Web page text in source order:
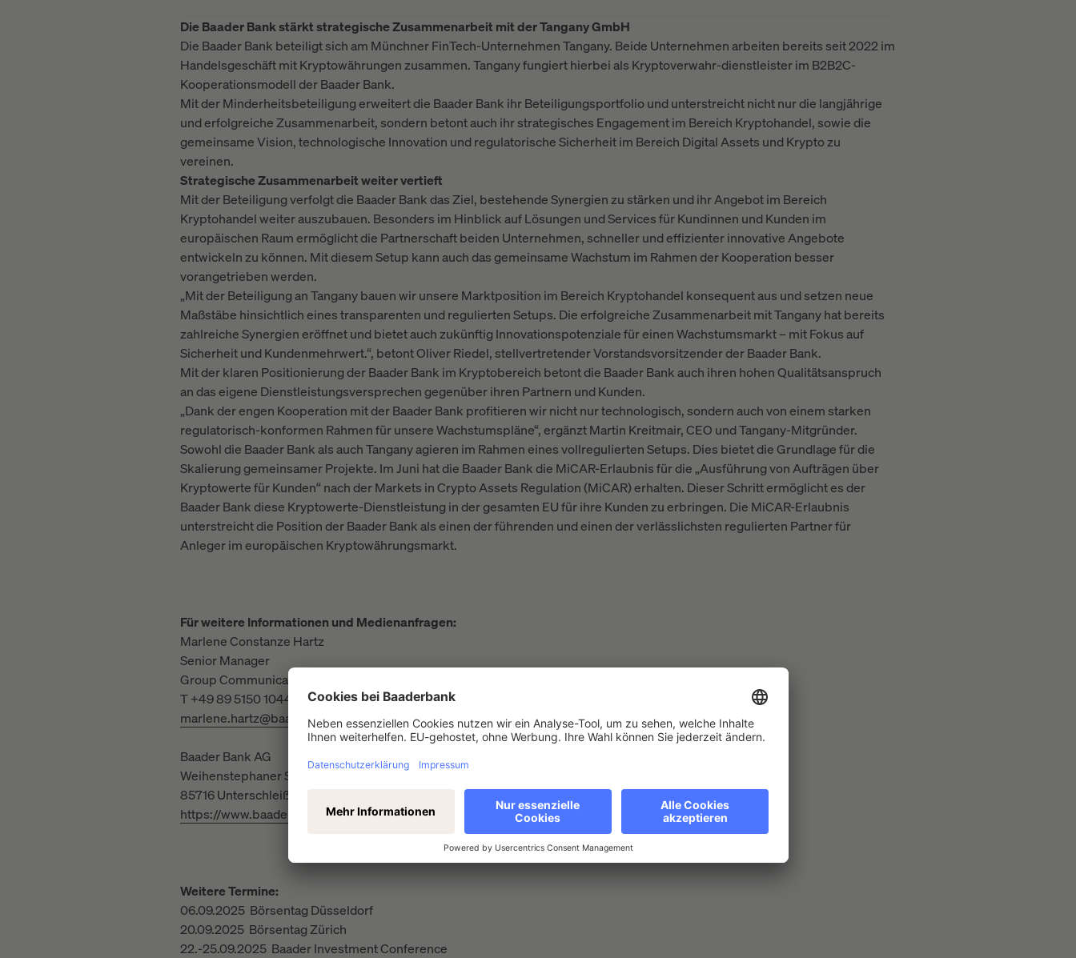
Die Baader Bank stärkt strategische Zusammenarbeit mit der Tangany GmbH
Die Baader Bank beteiligt sich am Münchner FinTech-Unternehmen Tangany. Beide Unternehmen arbeiten bereits seit 2022 im
Handelsgeschäft mit Kryptowährungen zusammen. Tangany fungiert hierbei als Kryptoverwahr-dienstleister im B2B2C-
Kooperationsmodell der Baader Bank.
Mit der Minderheitsbeteiligung erweitert die Baader Bank ihr Beteiligungsportfolio und unterstreicht nicht nur die langjährige
und erfolgreiche Zusammenarbeit, sondern betont auch ihr strategisches Engagement im Bereich Kryptohandel, sowie die
gemeinsame Vision, technologische Innovation und regulatorische Sicherheit im Bereich Digital Assets und Krypto zu
vereinen.
Strategische Zusammenarbeit weiter vertieft
Mit der Beteiligung verfolgt die Baader Bank das Ziel, bestehende Synergien zu stärken und ihr Angebot im Bereich
Kryptohandel weiter auszubauen. Besonders im Hinblick auf Lösungen und Services für Kundinnen und Kunden im
europäischen Raum ermöglicht die Partnerschaft beiden Unternehmen, schneller und effizienter innovative Angebote
entwickeln zu können. Mit diesem Setup kann auch das gemeinsame Wachstum im Rahmen der Kooperation besser
vorangetrieben werden.
„Mit der Beteiligung an Tangany bauen wir unsere Marktposition im Bereich Kryptohandel konsequent aus und setzen neue
Maßstäbe hinsichtlich eines transparenten und regulierten Setups. Die erfolgreiche Zusammenarbeit mit Tangany hat bereits
zahlreiche Synergien eröffnet und bietet auch zukünftig Innovationspotenziale für einen Wachstumsmarkt – mit Fokus auf
Sicherheit und Kundenmehrwert.“, betont Oliver Riedel, stellvertretender Vorstandsvorsitzender der Baader Bank.
Mit der klaren Positionierung der Baader Bank im Kryptobereich betont die Baader Bank auch ihren hohen Qualitätsanspruch
an das eigene Dienstleistungsversprechen gegenüber ihren Partnern und Kunden.
„Dank der engen Kooperation mit der Baader Bank profitieren wir nicht nur technologisch, sondern auch von einem starken
regulatorisch-konformen Rahmen für unsere Wachstumspläne“, ergänzt Martin Kreitmair, CEO und Tangany-Mitgründer.
Sowohl die Baader Bank als auch Tangany agieren im Rahmen eines vollregulierten Setups. Dies bietet die Grundlage für die
Skalierung gemeinsamer Projekte. Im Juni hat die Baader Bank die MiCAR-Erlaubnis für die „Ausführung von Aufträgen über
Kryptowerte für Kunden“ nach der Markets in Crypto Assets Regulation (MiCAR) erhalten. Dieser Schritt ermöglicht es der
Baader Bank diese Kryptowerte-Dienstleistung in der gesamten EU für ihre Kunden zu erbringen. Die MiCAR-Erlaubnis
unterstreicht die Position der Baader Bank als einen der führenden und einen der verlässlichsten regulierten Partner für
Anleger im europäischen Kryptowährungsmarkt.
Für weitere Informationen und Medienanfragen:
Marlene Constanze Hartz
Senior Manager
Group Communication
T +49 89 5150 1044
marlene.hartz@baaderbank.de
Baader Bank AG
Weihenstephaner Straße 4
85716 Unterschleißheim, Deutschland
https://www.baaderbank.de
Weitere Termine:
06.09.2025 Börsentag Düsseldorf
20.09.2025 Börsentag Zürich
22.-25.09.2025 Baader Investment Conference